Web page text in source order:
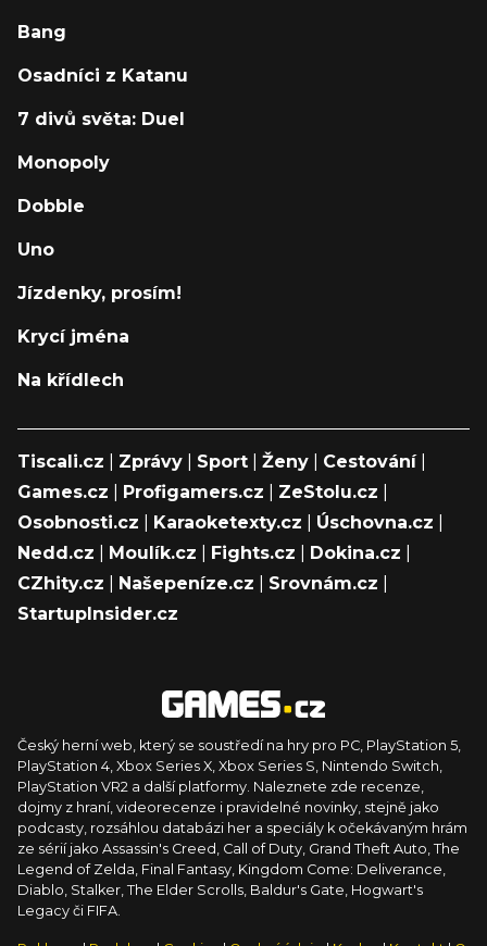
Bang
Osadníci z Katanu
7 divů světa: Duel
Monopoly
Dobble
Uno
Jízdenky, prosím!
Krycí jména
Na křídlech
Tiscali.cz Zprávy Sport Ženy Cestování|
Games.cz
Profigamers.cz ZeStolu.cz
Osobnosti.cz
Karaoketexty.cz Úschovna.cz
Nedd.cz
Moulík.cz Fights.cz Dokina.cz
CZhity.cz
Našepeníze.cz Srovnám.cz
StartupInsider.cz
Český herní web, který se soustředí na hry pro PC, PlayStation 5,
PlayStation 4, Xbox Series X, Xbox Series S, Nintendo Switch,
PlayStation VR2 a další platformy. Naleznete zde recenze,
dojmy z hraní, videorecenze i pravidelné novinky, stejně jako
podcasty, rozsáhlou databázi her a speciály k očekávaným hrám
ze sérií jako Assassin's Creed, Call of Duty, Grand Theft Auto, The
Legend of Zelda, Final Fantasy, Kingdom Come: Deliverance,
Diablo, Stalker, The Elder Scrolls, Baldur's Gate, Hogwart's
Legacy či FIFA.